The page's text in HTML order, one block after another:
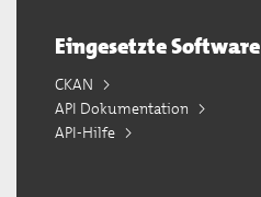
Eingesetzte Software
CKAN
API Dokumentation
API-Hilfe